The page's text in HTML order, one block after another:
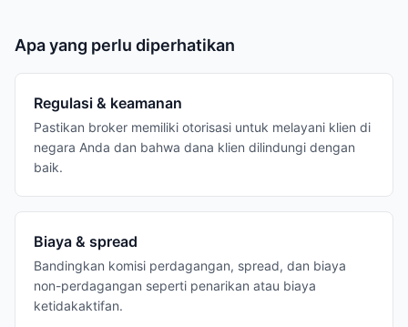
Apa yang perlu diperhatikan
Regulasi & keamanan
Pastikan broker memiliki otorisasi untuk melayani klien di
negara Anda dan bahwa dana klien dilindungi dengan
baik.
Biaya & spread
Bandingkan komisi perdagangan, spread, dan biaya
non-perdagangan seperti penarikan atau biaya
ketidakaktifan.